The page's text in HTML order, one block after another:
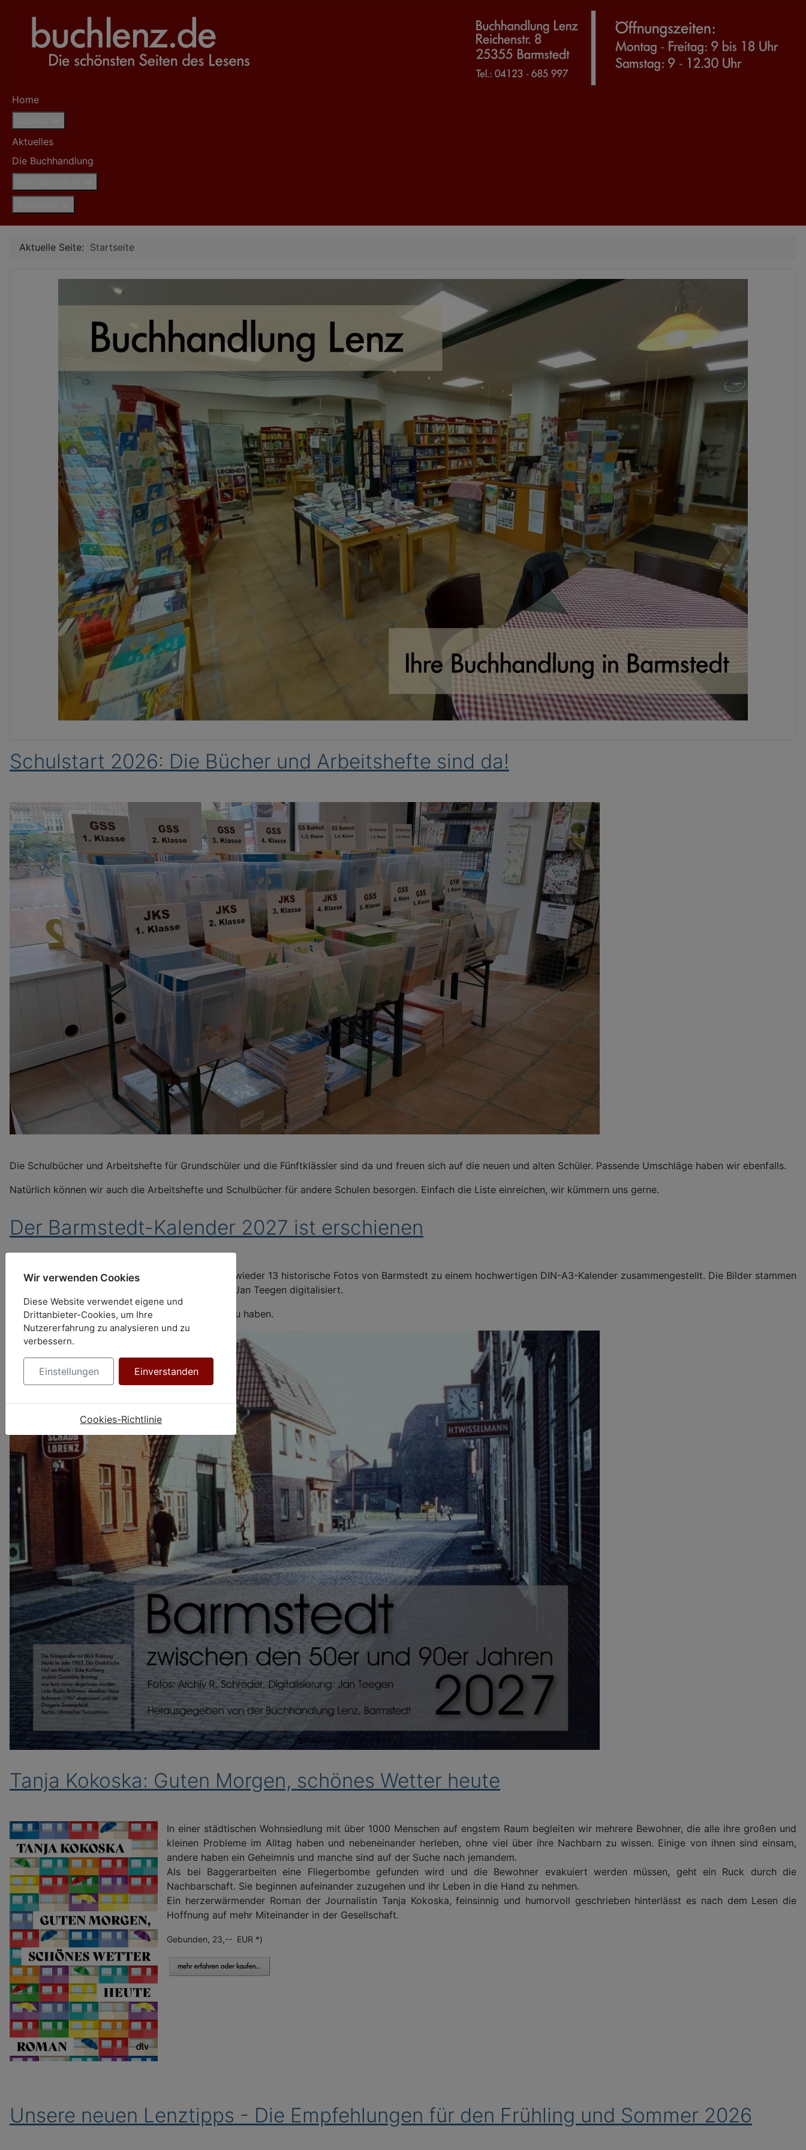
Home
Aktuelles
Die Buchhandlung
Aktuelle Seite: Startseite
Schulstart 2026: Die Bücher und Arbeitshefte sind da!
Die Schulbücher und Arbeitshefte für Grundschüler und die Fünftklässler sind da und freuen sich auf die neuen und alten Schüler. Passende Umschläge haben wir ebenfalls.
Natürlich können wir auch die Arbeitshefte und Schulbücher für andere Schulen besorgen. Einfach die Liste einreichen, wir kümmern uns gerne.
Der Barmstedt-Kalender 2027 ist erschienen
Wie in jedem Jahr haben wir auch in diesem Jahr wieder 13 historische Fotos von Barmstedt zu einem hochwertigen DIN-A3-Kalender zusammengestellt. Die Bilder stammen
aus dem Archiv von R. Schröder und wurden von Jan Teegen digitalisiert.
Der Kalender ist ab sofort für 20,-- EUR bei uns zu haben.
Tanja Kokoska: Guten Morgen, schönes Wetter heute
In einer städtischen Wohnsiedlung mit über 1000 Menschen auf engstem Raum begleiten wir mehrere Bewohner, die alle ihre großen und
kleinen Probleme im Alltag haben und nebeneinander herleben, ohne viel über ihre Nachbarn zu wissen. Einige von ihnen sind einsam,
andere haben ein Geheimnis und manche sind auf der Suche nach jemandem.
Als bei Baggerarbeiten eine Fliegerbombe gefunden wird und die Bewohner evakuiert werden müssen, geht ein Ruck durch die
Nachbarschaft. Sie beginnen aufeinander zuzugehen und ihr Leben in die Hand zu nehmen.
Ein herzerwärmender Roman der Journalistin Tanja Kokoska, feinsinnig und humorvoll geschrieben hinterlässt es nach dem Lesen die
Hoffnung auf mehr Miteinander in der Gesellschaft.
Gebunden, 23,-- EUR *)
Unsere neuen Lenztipps - Die Empfehlungen für den Frühling und Sommer 2026
Wir verwenden Cookies
Diese Website verwendet eigene und
Drittanbieter-Cookies, um Ihre
Nutzererfahrung zu analysieren und zu
verbessern.
Einstellungen Einverstanden
Cookies-Richtlinie